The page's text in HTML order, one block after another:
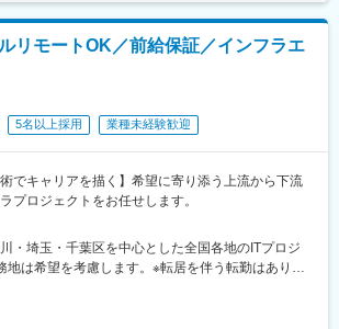
真間駅、東宿郷駅、北１２条駅、松風町駅、仙台
、末広町駅(富山県)、大阪駅、高速神戸駅、三宮駅
神国道駅、畝傍駅、南堀端駅、二本木口駅、桜島桟
き駅、会津若松駅、郡山富田駅、白河駅、名鉄名古
、富士駅、三島駅、裾野駅、御殿場駅、菊川駅(静
西金沢駅、松任駅、野々市工大前駅、小松駅、亀
潟県)、新津駅、燕三条駅、東三条駅、篠ノ井駅、
水居駅、丸岡駅、岐阜駅、高山駅、名鉄岐阜駅、大
施駅、堺市駅、ハーバーランド駅、三ノ宮駅、西宮
柄駅、奈良駅、近鉄奈良駅、大和西大寺駅、大和八
山口駅(山口県)、下関駅、徳島駅、佐古駅、阿南
川県)、丸亀駅、綾川駅、松山駅(愛媛県)、今治駅、
駅、小倉駅(福岡県)、久留米駅、原田駅(福岡県)、行
、長崎駅(長崎県)、長崎駅前駅、大分駅、賀来駅、
リモートOK／前給保証／インフラエ
5名以上採用 業種未経験歓迎
術でキャリアを描く】希望に寄り添う上流から下流
プロジェクトをお任せします。
・埼玉・千葉区を中心とした全国各地のITプロジ
地は希望を考慮します。※転居を伴う転勤はありま
徒歩10分以内の駅チカオフィスです。※フルリモー
プロジェクトによって異なります。